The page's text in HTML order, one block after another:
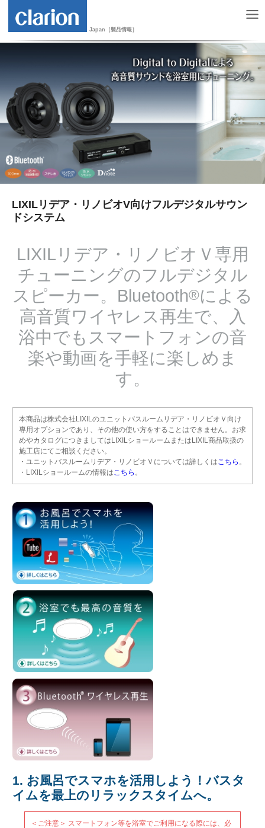
Japan［製品情報］
LIXILリデア・リノビオV向けフルデジタルサウン
ドシステム
LIXILリデア・リノビオＶ専用
チューニングのフルデジタル
スピーカー。Bluetooth®による
高音質ワイヤレス再生で、入
浴中でもスマートフォンの音
楽や動画を手軽に楽しめま
す。
本商品は株式会社LIXILのユニットバスルームリデア・リノビオＶ向け
専用オプションであり、その他の使い方をすることはできません。お求
めやカタログにつきましてはLIXILショールームまたはLIXIL商品取扱の
施工店にてご相談ください。
・ユニットバスルームリデア・リノビオＶについては詳しくは こちら 。
・LIXILショールームの情報は こちら 。
1. お風呂でスマホを活用しよう！バスタ
イムを最上のリラックスタイムへ。
＜ご注意＞ スマートフォン等を浴室でご利用になる際には、必